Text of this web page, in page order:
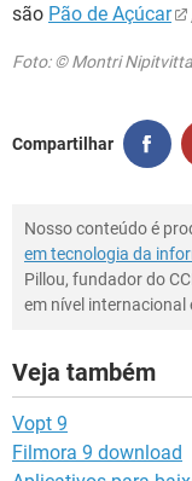
são Pão de Açúcar
Foto: © Montri
Compartilhar
Nosso conteúdo é
em tecnologia da
Pillou, fundador do
em nível internacional
Veja também
Vopt 9
Filmora 9 download